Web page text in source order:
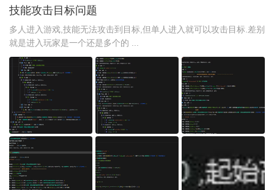
技能攻击目标问题
多人进入游戏,技能无法攻击到目标,但单人进入就可以攻击目标.差别
就是进入玩家是一个还是多个的 ...